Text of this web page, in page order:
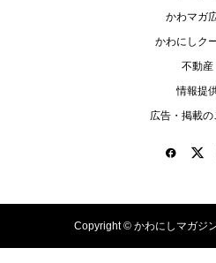
かわマガ
かわにしク
不動産
情報提
広告・掲載
Copyright ©かわにしマガジ